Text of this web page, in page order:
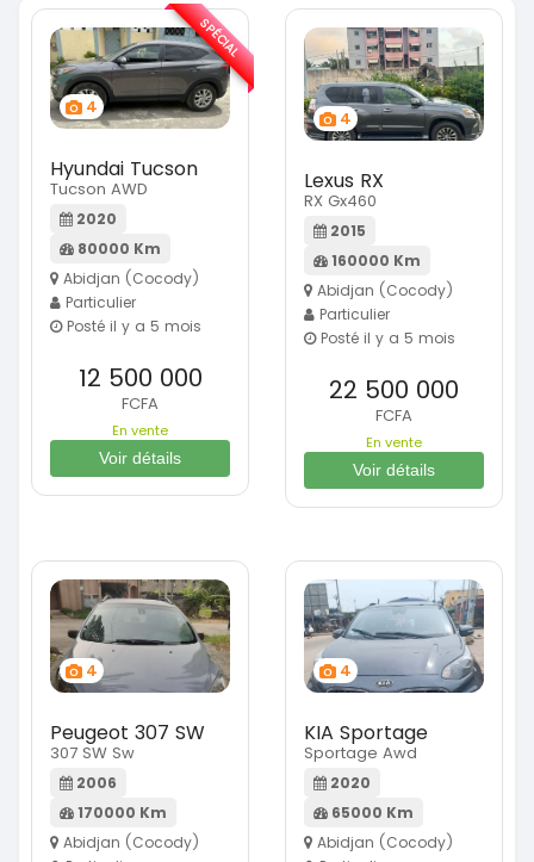
4
Hyundai Tucson
Tucson AWD
2020
80000 Km
Abidjan (Cocody)
Particulier
Posté il y a 5 mois
12 500 000
FCFA
En vente
Voir détails
SPÉCIAL
4
Lexus RX
RX Gx460
2015
160000 Km
Abidjan (Cocody)
Particulier
Posté il y a 5 mois
22 500 000
FCFA
En vente
Voir détails
4
Peugeot 307 SW
307 SW Sw
2006
170000 Km
Abidjan (Cocody)
4
KIA Sportage
Sportage Awd
2020
65000 Km
Abidjan (Cocody)